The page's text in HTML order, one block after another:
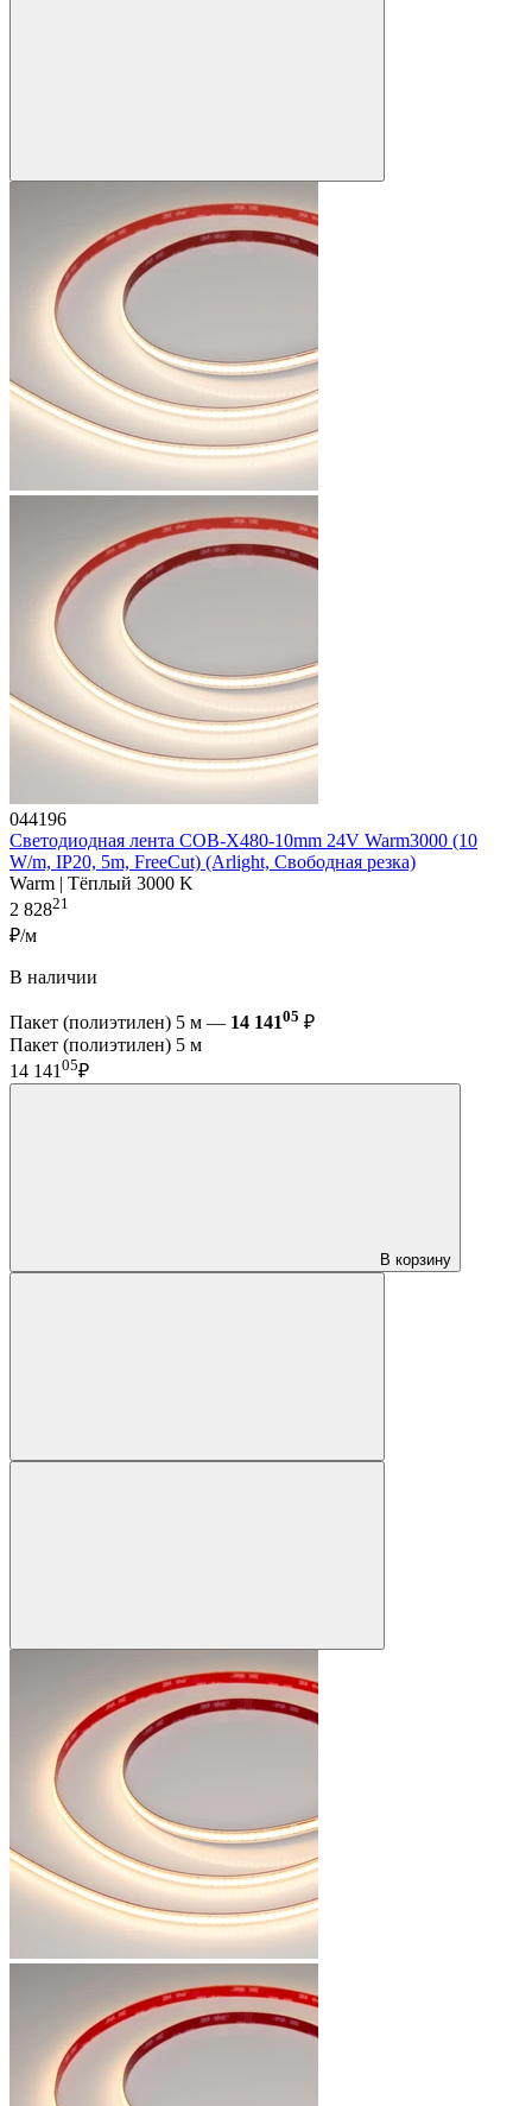
044196
Светодиодная лента COB-X480-10mm 24V Warm3000 (10
W/m, IP20, 5m, FreeCut) (Arlight, Свободная резка)
Warm | Тёплый 3000 K
2 82821
₽/м
В наличии
Пакет (полиэтилен) 5 м — 14 14105 ₽
Пакет (полиэтилен) 5 м
14 14105₽
В корзину